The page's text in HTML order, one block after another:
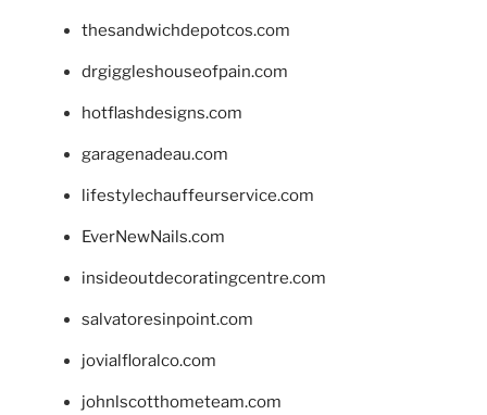
thesandwichdepotcos.com
drgiggleshouseofpain.com
hotflashdesigns.com
garagenadeau.com
lifestylechauffeurservice.com
EverNewNails.com
insideoutdecoratingcentre.com
salvatoresinpoint.com
jovialfloralco.com
johnlscotthometeam.com